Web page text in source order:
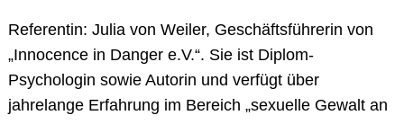
Referentin: Julia von Weiler, Geschäftsführerin von
„Innocence in Danger e.V.“. Sie ist Diplom-
Psychologin sowie Autorin und verfügt über
jahrelange Erfahrung im Bereich „sexuelle Gewalt an